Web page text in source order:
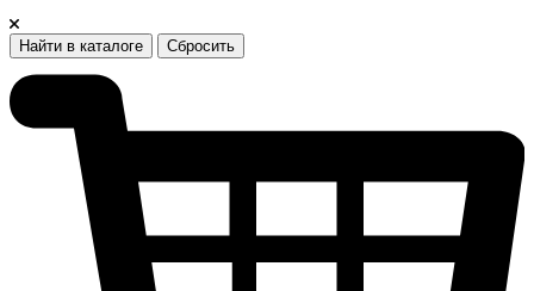
Найти в каталоге Сбросить